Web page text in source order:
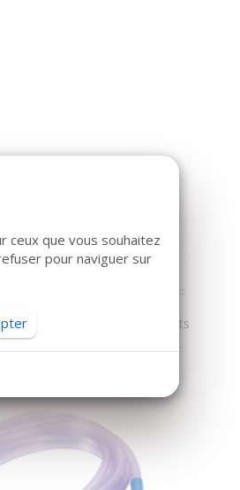
plébiscités par nos clients
ceux que vous souhaitez
pour naviguer sur